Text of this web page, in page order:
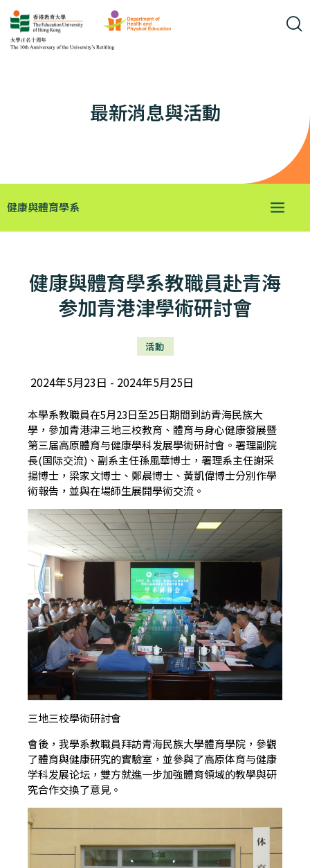
最新消息與活動
健康與體育學系
健康與體育學系教職員赴青海
参加青港津學術研討會
活動
2024年5月23日 2024年5月25日
本學系教職員在5月23日至25日期間到訪青海民族大
學，參加青港津三地三校教育、體育与身心健康發展暨
第三届高原體育与健康學科发展學術研討會。署理副院
長(国际交流)、副系主任孫風華博士，署理系主任謝采
揚博士，梁家文博士、鄭晨博士、黃凱偉博士分別作學
術報告，並與在場師生展開學術交流。
三地三校學術研討會
會後，我學系教職員拜訪青海民族大學體育學院，參觀
了體育與健康研究的實驗室，並參與了高原体育与健康
学科发展论坛，雙方就進一步加強體育領域的教學與研
究合作交換了意見。